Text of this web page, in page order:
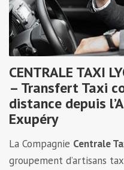
CENTRALE TAXI
– Transfert Taxi
distance depuis
Exupéry
La Compagnie Centrale
groupement d’artisans